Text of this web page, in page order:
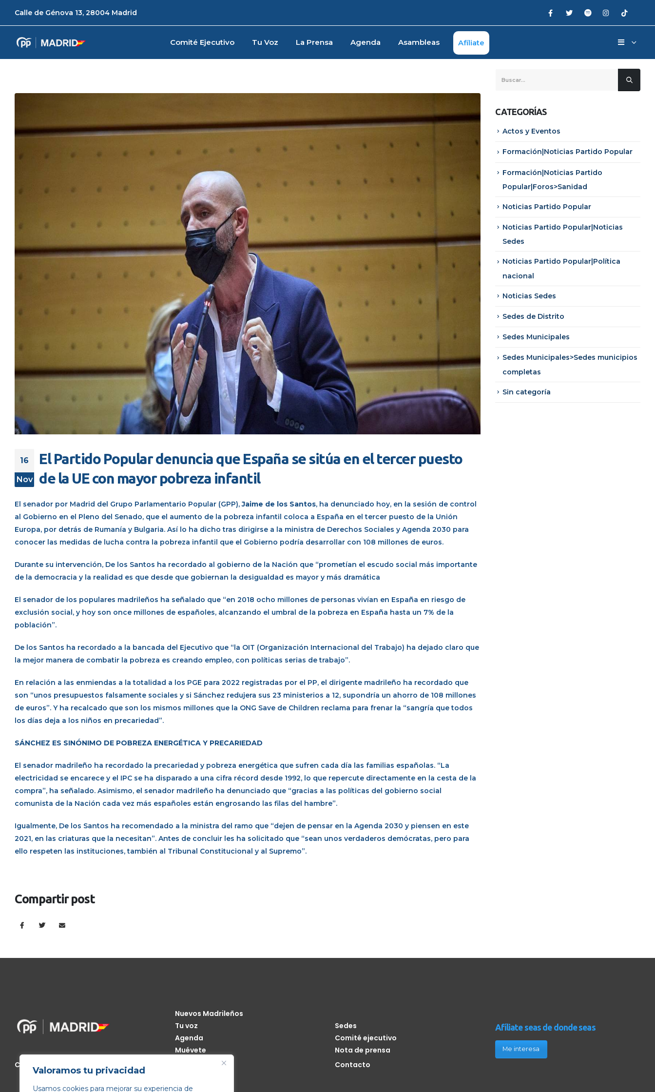
Valoramos tu privacidad
Usamos cookies para mejorar su experiencia de
Calle de Génova 13, 28004 Madrid
Comité Ejecutivo Tu Voz La Prensa Agenda Asambleas Afíliate
16
Nov
El Partido Popular denuncia que España se sitúa en el tercer puesto
de la UE con mayor pobreza infantil
El senador por Madrid del Grupo Parlamentario Popular (GPP),Jaime de los Santos, ha denunciado hoy, en la sesión de control
al Gobierno en el Pleno del Senado, que el aumento de la pobreza infantil coloca a España en el tercer puesto de la Unión
Europa, por detrás de Rumanía y Bulgaria. Así lo ha dicho tras dirigirse a la ministra de Derechos Sociales y Agenda 2030 para
conocer las medidas de lucha contra la pobreza infantil que el Gobierno podría desarrollar con 108 millones de euros.
Durante su intervención, De los Santos ha recordado al gobierno de la Nación que “prometían el escudo social más importante
de la democracia y la realidad es que desde que gobiernan la desigualdad es mayor y más dramática
El senador de los populares madrileños ha señalado que “en 2018 ocho millones de personas vivían en España en riesgo de
exclusión social, y hoy son once millones de españoles, alcanzando el umbral de la pobreza en España hasta un 7% de la
población”.
De los Santos ha recordado a la bancada del Ejecutivo que “la OIT (Organización Internacional del Trabajo) ha dejado claro que
la mejor manera de combatir la pobreza es creando empleo, con políticas serias de trabajo”.
En relación a las enmiendas a la totalidad a los PGE para 2022 registradas por el PP, el dirigente madrileño ha recordado que
son “unos presupuestos falsamente sociales y si Sánchez redujera sus 23 ministerios a 12, supondría un ahorro de 108 millones
de euros”. Y ha recalcado que son los mismos millones que la ONG Save de Children reclama para frenar la “sangría que todos
los días deja a los niños en precariedad”.
SÁNCHEZ ES SINÓNIMO DE POBREZA ENERGÉTICA Y PRECARIEDAD
El senador madrileño ha recordado la precariedad y pobreza energética que sufren cada día las familias españolas. “La
electricidad se encarece y el IPC se ha disparado a una cifra récord desde 1992, lo que repercute directamente en la cesta de la
compra”, ha señalado. Asimismo, el senador madrileño ha denunciado que “gracias a las políticas del gobierno social
comunista de la Nación cada vez más españoles están engrosando las filas del hambre”.
Igualmente, De los Santos ha recomendado a la ministra del ramo que “dejen de pensar en la Agenda 2030 y piensen en este
2021, en las criaturas que la necesitan”. Antes de concluir les ha solicitado que “sean unos verdaderos demócratas, pero para
ello respeten las instituciones, también al Tribunal Constitucional y al Supremo”.
Compartir post
CATEGORÍAS
Actos y Eventos
Formación|Noticias Partido Popular
Formación|Noticias Partido
Popular|Foros>Sanidad
Noticias Partido Popular
Noticias Partido Popular|Noticias
Sedes
Noticias Partido Popular|Política
nacional
Noticias Sedes
Sedes de Distrito
Sedes Municipales
Sedes Municipales>Sedes municipios
completas
Sin categoría
Calle de Génova, 13, 28004 Madrid
Nuevos Madrileños
Tu voz
Agenda
Muévete
Sedes
Comité ejecutivo
Nota de prensa
Contacto
Afíliate seas de donde seas
Me interesa